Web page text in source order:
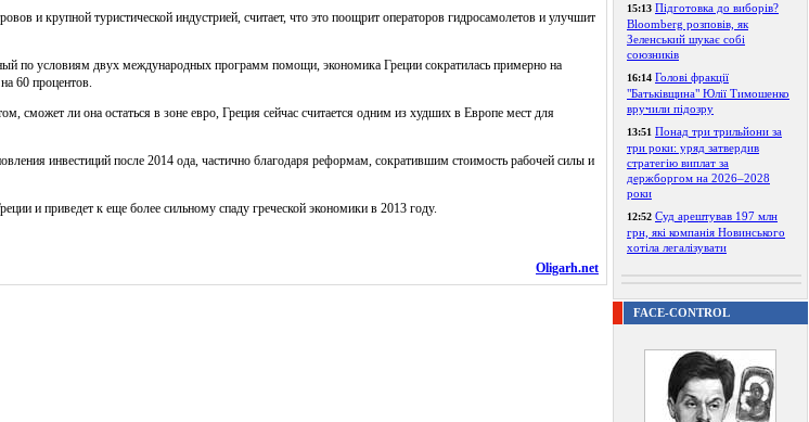
и крупной туристической индустрией, считает, что это поощрит операторов гидросамолетов и улучшит
по условиям двух международных программ помощи, экономика Греции сократилась примерно на
60 процентов.
сможет ли она остаться в зоне евро, Греция сейчас считается одним из худших в Европе мест для
инвестиций после 2014 ода, частично благодаря реформам, сократившим стоимость рабочей силы и
и приведет к еще более сильному спаду греческой экономики в 2013 году.
Oligarh.net
15:13 Підготовка до виборів?
Bloomberg розповів, як
Зеленський шукає собі
союзників
16:14 Голові фракції
"Батьківщина" Юлії Тимошенко
вручили підозру
13:51 Понад три трильйони за
три роки: уряд затвердив
стратегію виплат за
держборгом на 2026–2028
роки
12:52 Суд арештував 197 млн
грн, які компанія Новинського
хотіла легалізувати
FACE-CONTROL